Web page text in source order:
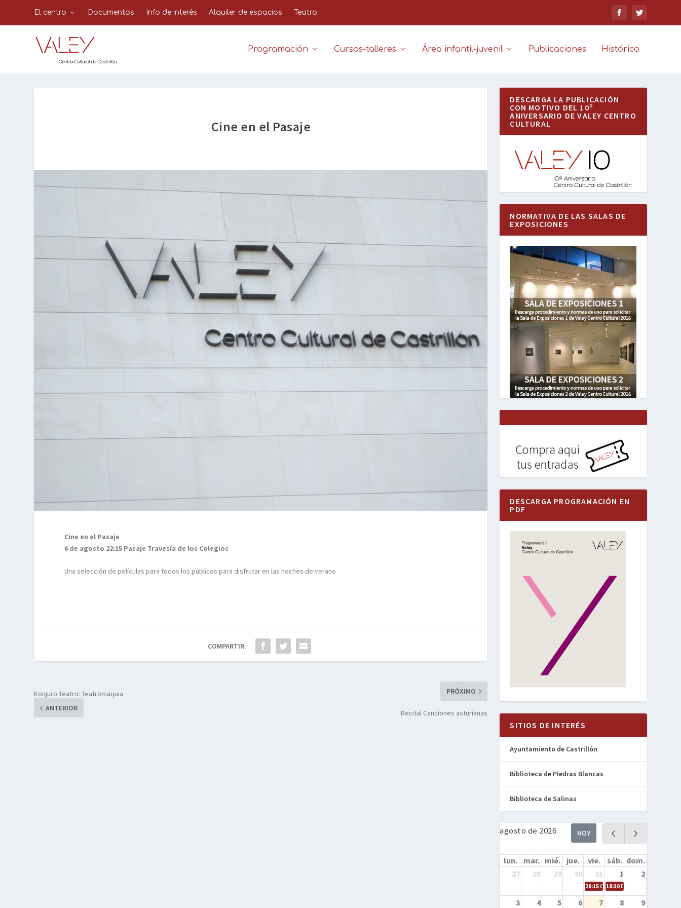
El centro Documentos Info de interés Alquiler de espacios Teatro
Programación Cursos-talleres Área infantil-juvenil Publicaciones Histórico
Cine en el Pasaje
Cine en el Pasaje
6 de agosto 22:15 Pasaje Travesía de los Colegios
Una selección de películas para todos los públicos para disfrutar en las noches de verano
COMPARTIR:
Konjuro Teatro: Teatromaquia
ANTERIOR
PRÓXIMO
Recital Canciones asturianas
DESCARGA LA PUBLICACIÓN
CON MOTIVO DEL 10º
ANIVERSARIO DE VALEY CENTRO
CULTURAL
NORMATIVA DE LAS SALAS DE
EXPOSICIONES
DESCARGA PROGRAMACIÓN EN
PDF
SITIOS DE INTERÉS
Ayuntamiento de Castrillón
Biblioteca de Piedras Blancas
Biblioteca de Salinas
agosto de 2026 HOY
lun. mar. mié. jue. vie. sáb. dom.
27
28 29 30 31 1 2
20:15Cine en la calle – Cómo
18:30Danza – Cita en el
3 4 5 6 7 8 9